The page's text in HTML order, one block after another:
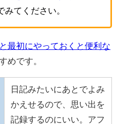
みてください。
最初にやっておくと便利な
めです。
日記みたいにあとでよみ
かえせるので、思い出を
記録するのにいい。アフ